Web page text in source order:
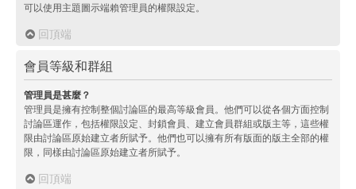
可以使用主題圖示端賴管理員的權限設定。
回頂端
會員等級和群組
管理員是甚麼？
管理員是擁有控制整個討論區的最高等級會員。他們可以從各個方面控制
討論區運作，包括權限設定、封鎖會員、建立會員群組或版主等，這些權
限由討論區原始建立者所賦予。他們也可以擁有所有版面的版主全部的權
限，同樣由討論區原始建立者所賦予。
回頂端